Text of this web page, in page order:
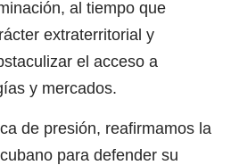
al tiempo que
extraterritorial y
el acceso a
y mercados.
de presión, reafirmamos la
para defender su